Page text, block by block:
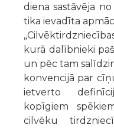
diena sastāvēja
tika ievadīta
kurā dalībnieki
un pēc tam
konvencijā par
ietverto
kopīgiem
cilvēku